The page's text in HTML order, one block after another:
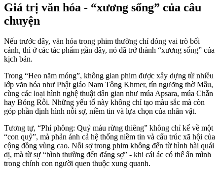
Giá trị văn hóa - “xương sống” của câu
chuyện
Nếu trước đây, văn hóa trong phim thường chỉ đóng vai trò bối
cảnh, thì ở các tác phẩm gần đây, nó đã trở thành “xương sống” của
kịch bản.
Trong “Heo năm móng”, không gian phim được xây dựng từ nhiều
lớp văn hóa như Phật giáo Nam Tông Khmer, tín ngưỡng thờ Mẫu,
cùng các loại hình nghệ thuật dân gian như múa Apsara, múa Chằn
hay Bóng Rỗi. Những yếu tố này không chỉ tạo màu sắc mà còn
góp phần định hình nỗi sợ, niềm tin và lựa chọn của nhân vật.
Tương tự, “Phí phông: Quỷ máu rừng thiêng” không chỉ kể về một
“con quỷ”, mà phản ánh cả hệ thống niềm tin và cấu trúc xã hội của
cộng đồng vùng cao. Nỗi sợ trong phim không đến từ hình hài quái
dị, mà từ sự “bình thường đến đáng sợ” - khi cái ác có thể ẩn mình
trong chính con người quen thuộc xung quanh.